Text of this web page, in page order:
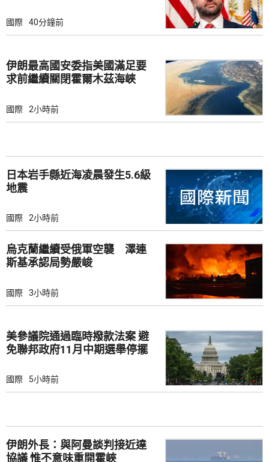
國際 40分鐘前
伊朗最高國安委指美國滿足要
求前繼續關閉霍爾木茲海峽
國際 2小時前
日本岩手縣近海凌晨發生5.6級
地震
國際 2小時前
烏克蘭繼續受俄軍空襲 澤連
斯基承認局勢嚴峻
國際 3小時前
美參議院通過臨時撥款法案 避
免聯邦政府11月中期選舉停擺
國際 5小時前
伊朗外長：與阿曼談判接近達
協議 惟不意味重開霍峽